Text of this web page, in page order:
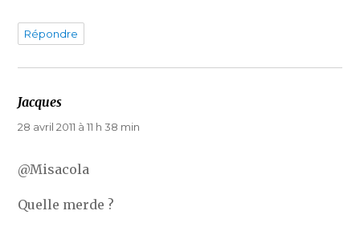
Répondre
Jacques
28 avril 2011 à 11 h 38 min
@Misacola
Quelle merde ?